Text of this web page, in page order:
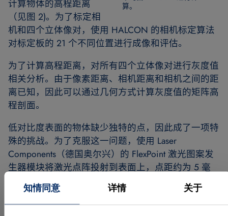
知情同意 详情 关于
算。
计算物体的高程距离
（见图 2)。为了标定相
机和四个立体像对，使用 HALCON 的相机标定算法
对标定板的 21 个不同位置进行成像和评估。
为了计算高程距离，对所有四个立体像对进行灰度值
相关分析。由于像素距离、相机距离和相机之间的距
离已知，因此可以通过几何方式计算灰度值的矩阵高
程剖面。
低对比度表面的物体缺少独特的点，因此成了一项特
殊的挑战。为了克服这一问题，使用 Laser
Components（德国奥尔兴）的 FlexPoint 激光图案发
生器模块将激光点阵投射到表面上，点距约为 5 毫
米。
为了避免反射并检测透明包装材料，使用 Hirtz & Co.